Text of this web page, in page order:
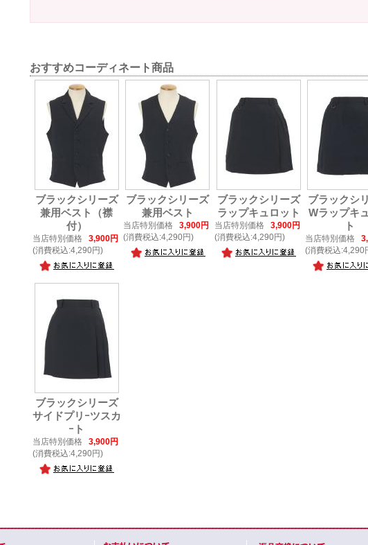
おすすめコーディネート商品
ブラックシリーズ
兼用ベスト（襟
付）
当店特別価格
3,900円
(消費税込:4,290円)
ブラックシリーズ
兼用ベスト
当店特別価格
3,900円
(消費税込:4,290円)
ブラックシリーズ
ラップキュロット
当店特別価格
3,900円
(消費税込:4,290円)
ブラックシ
Wラップキ
ト
当店特別価格
(消費税込:4,290
ブラックシリーズ
サイドプリｰツスカ
ｰト
当店特別価格
3,900円
(消費税込:4,290円)